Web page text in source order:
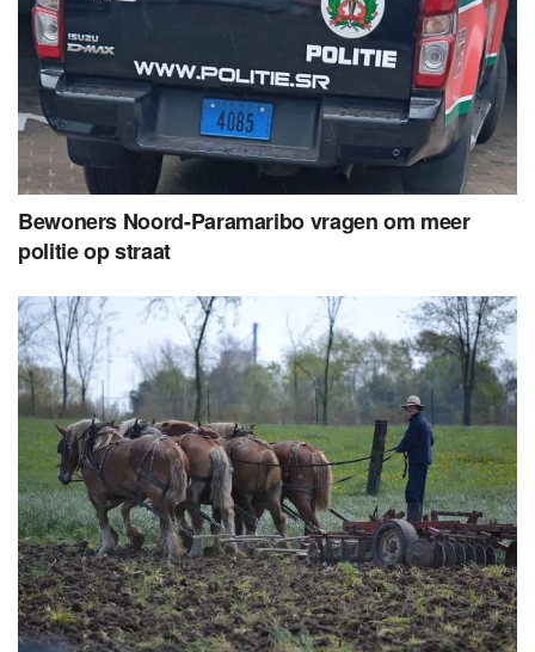
Bewoners Noord-Paramaribo vragen om meer
politie op straat